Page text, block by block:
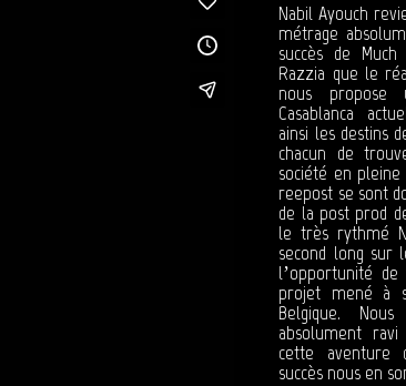
Nabil Ayouch
métrage
succès de
Razzia que le
nous propose
Casablanca
ainsi les destins
chacun de
société en pleine
reepost se sont
de la post prod
le très rythmé
second long sur
l’opportunité
projet mené à
Belgique.
absolument
cette aventure
succès nous en